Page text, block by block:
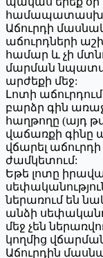
Աճուրդի
աճուրդների
համար և չի
մարման
արժեքի մեջ:
Լոտի
բարձր գին
հաղթողը (այդ
վաճառքի գինը
վճարել
ժամկետում:
Եթե լոտը
ներառում են
անձի
մեջ չեն
կողմից
Աճուրդին